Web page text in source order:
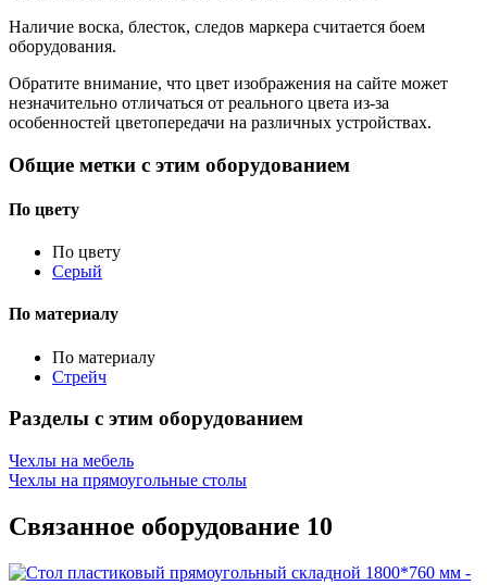
Наличие воска, блесток, следов маркера считается боем
оборудования.
Обратите внимание, что цвет изображения на сайте может
незначительно отличаться от реального цвета из-за
особенностей цветопередачи на различных устройствах.
Общие метки с этим оборудованием
По цвету
По цвету
Серый
По материалу
По материалу
Стрейч
Разделы с этим оборудованием
Чехлы на мебель
Чехлы на прямоугольные столы
Связанное оборудование 10